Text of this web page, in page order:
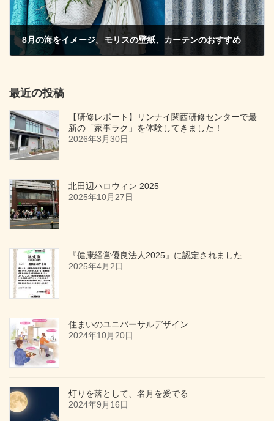
8月の海をイメージ。モリスの壁紙、カーテンのおすすめ
最近の投稿
【研修レポート】リンナイ関西研修センターで最
新の「家事ラク」を体験してきました！
2026年3月30日
北田辺ハロウィン 2025
2025年10月27日
『健康経営優良法人2025』に認定されました
2025年4月2日
住まいのユニバーサルデザイン
2024年10月20日
灯りを落として、名月を愛でる
2024年9月16日